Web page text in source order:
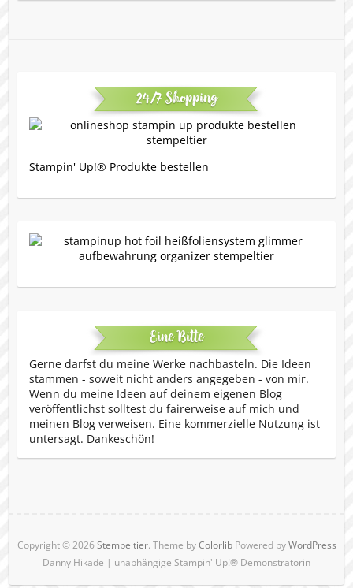
24/7 Shopping
Stampin' Up!® Produkte bestellen
Eine Bitte
Gerne darfst du meine Werke nachbasteln. Die Ideen
stammen - soweit nicht anders angegeben - von mir.
Wenn du meine Ideen auf deinem eigenen Blog
veröffentlichst solltest du fairerweise auf mich und
meinen Blog verweisen. Eine kommerzielle Nutzung ist
untersagt. Dankeschön!
Copyright © 2026Stempeltier. Theme byColorlibPowered byWordPress
Danny Hikade | unabhängige Stampin' Up!® Demonstratorin